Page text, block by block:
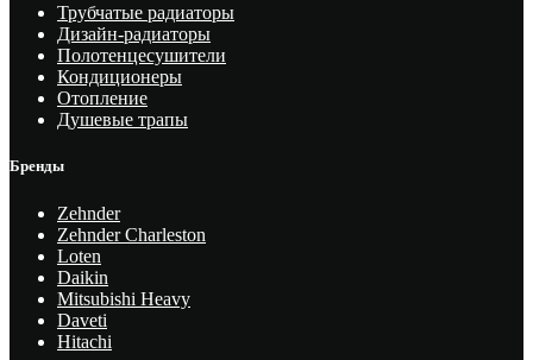
Трубчатые радиаторы
Дизайн-радиаторы
Полотенцесушители
Кондиционеры
Отопление
Душевые трапы
Бренды
Zehnder
Zehnder Charleston
Loten
Daikin
Mitsubishi Heavy
Daveti
Hitachi